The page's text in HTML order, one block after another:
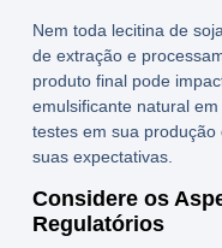
Nem toda lecitina de soja
de extração e
produto final pode
emulsificante naturalem
testes em sua
suas expectativas.
Considere os
Regulatórios